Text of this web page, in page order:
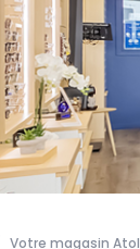
Votre magasin Atol